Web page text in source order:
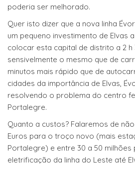
poderia ser melhorado.
Quer isto dizer que a nova linha
um pequeno investimento de Elvas
colocar esta capital de distrito a 2 h
sensivelmente o mesmo que de
minutos mais rápido que de
cidades da importância de Elvas,
resolvendo o problema do centro
Portalegre.
Quanto a custos? Falaremos de
Euros para o troço novo (mais
Portalegre) e entre 30 a 50 milhões
eletrificação da linha do Leste até